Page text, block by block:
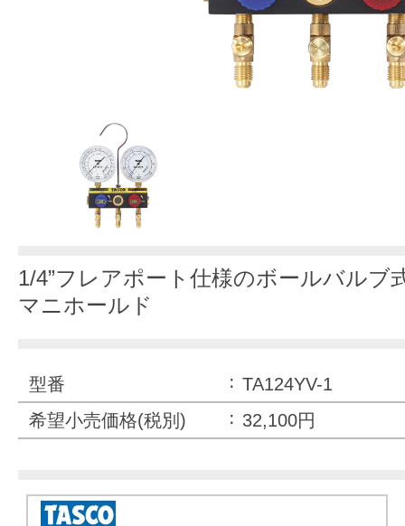
1/4”フレアポート仕様のボールバルブ
マニホールド
型番
TA124YV-1
希望小売価格(税別)
32,100円